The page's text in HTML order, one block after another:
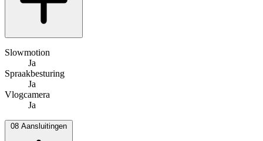
Slowmotion
Ja
Spraakbesturing
Ja
Vlogcamera
Ja
08 Aansluitingen